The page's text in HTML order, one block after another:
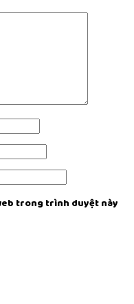
trong trình duyệt này